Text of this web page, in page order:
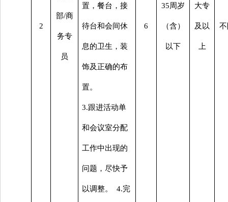
2
部/商
务专
员
置，餐台，接
待台和会间休
息的卫生，装
饰及正确的布
置。
3.跟进活动单
和会议室分配
工作中出现的
问题，尽快予
以调整。 4.完
6
35周岁
（含）
以下
大专
及以
上